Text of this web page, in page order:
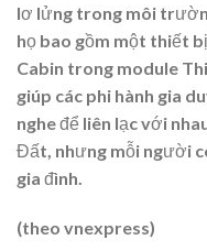
lơ lửng trong môi
họ bao gồm một thiết
Cabin trong module
giúp các phi hành gia
nghe để liên lạc với
Đất, nhưng mỗi người
gia đình.
(theo vnexpress)